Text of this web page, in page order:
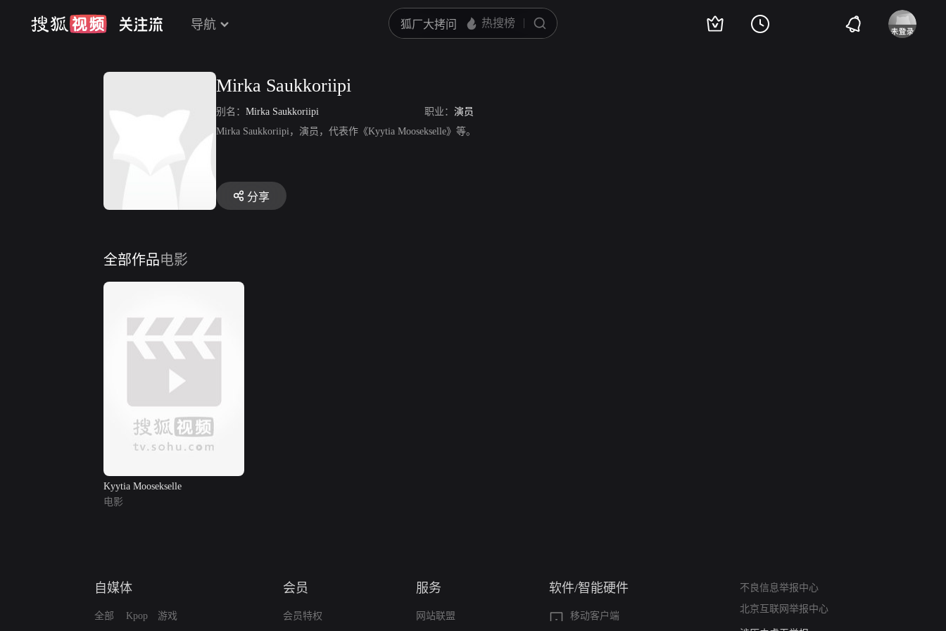
导航
Mirka Saukkoriipi
别名： Mirka Saukkoriipi 职业： 演员
Mirka Saukkoriipi，演员，代表作《Kyytia Moosekselle》等。
分享
全部作品电影
Kyytia Moosekselle
电影
自媒体
全部 Kpop 游戏
会员
会员特权
服务
网站联盟
软件/智能硬件
移动客户端
不良信息举报中心
北京互联网举报中心
算法推荐专项举报
亚运会举报专区
涉历史虚无举报